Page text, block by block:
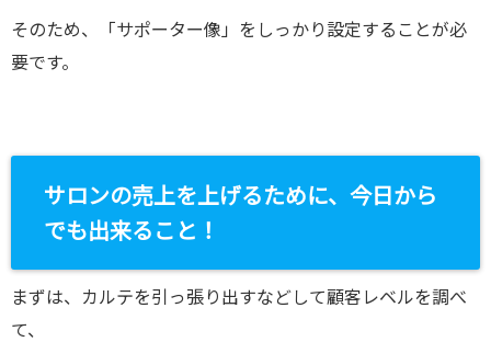
そのため、「サポーター像」をしっかり設定することが必
要です。
サロンの売上を上げるために、今日から
でも出来ること！
まずは、カルテを引っ張り出すなどして顧客レベルを調べ
て、